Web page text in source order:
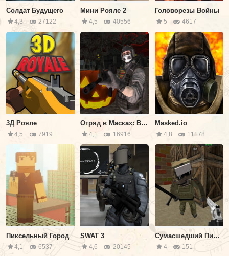
Солдат Будущего
4,3 27122
Мини Рояле 2
4,5 40556
Головорезы Войны
5 4617
3Д Рояле
4,5 7919
Отряд в Масках: Выживание на Хэллоуин
4,1 16916
Masked.io
4,8 11178
Пиксельный Город
4,1 6537
SWAT 3
4,6 20145
Сумасшедший Пиксельный Апокалипсис 3
4 151